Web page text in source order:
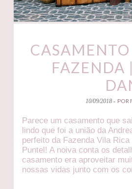
FAZENDA
10/09/2018 - POR
Parece um casamento que
lindo que foi a união da
perfeito da Fazenda Vila
Puntel! A noiva conta os
casamento era aproveitar
nossas vidas junto com os